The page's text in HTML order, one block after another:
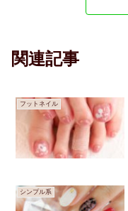
関連記事
フットネイル
シンプル系